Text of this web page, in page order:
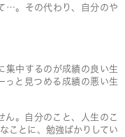
…。その代わり、自分のや
集中するのが成績の良い生
っと見つめる成績の悪い生
ん。自分のこと、人生のこ
ことに、勉強ばかりしてい